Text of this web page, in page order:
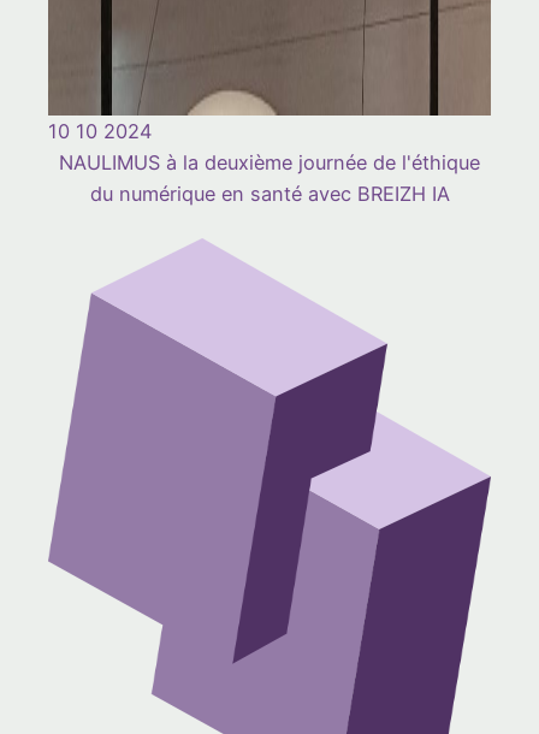
10 10 2024
NAULIMUS à la deuxième journée de l'éthique
du numérique en santé avec BREIZH IA